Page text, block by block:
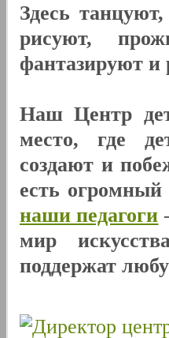
Здесь
рисуют,
фантазируют и
Наш Центр
место, где
создают и
есть огромный
наши педагоги
мир
поддержат